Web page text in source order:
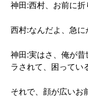
神田:西村、お前に折
西村:なんだよ、急に
神田:実はさ、俺が昔
ラされて、困ってい
それで、顔が広いお